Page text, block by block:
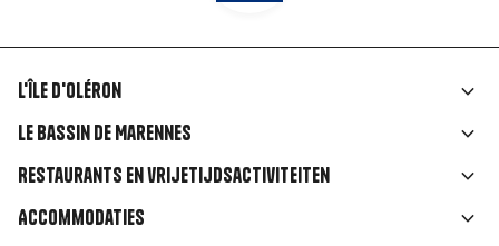
Liens
rubriques
L'île d'Oléron
Le Bassin de Marennes
Restaurants en vrijetijdsactiviteiten
Accommodaties